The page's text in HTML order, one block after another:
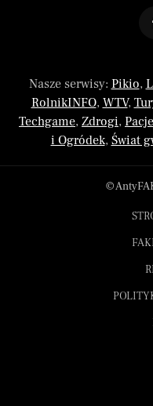
Nasze serwisy: Pikio,
RolnikINFO, WTV,
Techgame, Zdrogi,
i Ogródek, Świat
©